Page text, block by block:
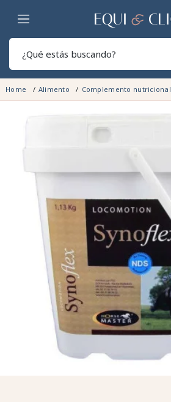
Hogar
Home Alimento Complemento nutricional